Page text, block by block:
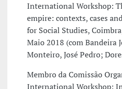
International Workshop:
empire: contexts, cases
for Social Studies,
Maio 2018 (com Bandeira
Monteiro, José Pedro;
Membro da Comissão
International Workshop: